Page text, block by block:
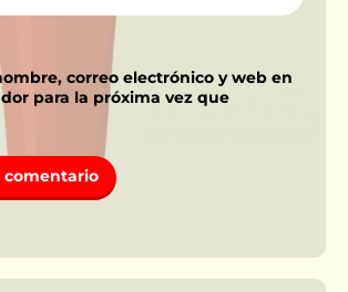
correo electrónico y web en
para la próxima vez que